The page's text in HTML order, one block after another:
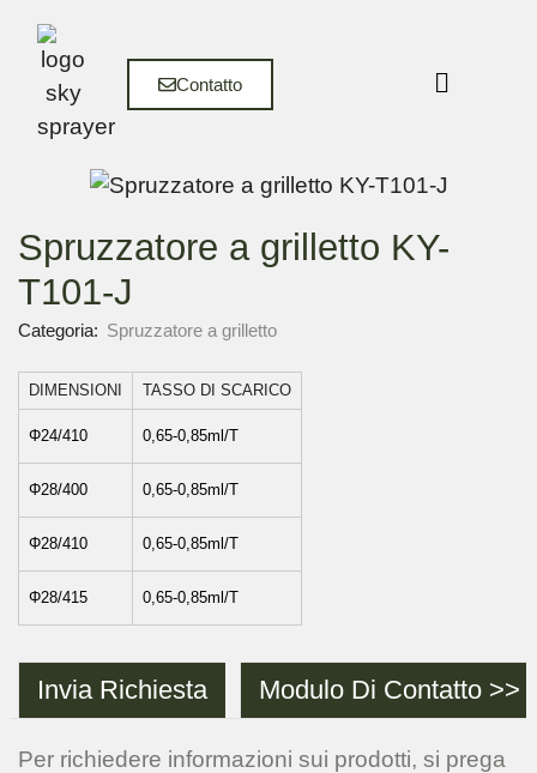
Contatto
Spruzzatore a grilletto KY-
T101-J
Categoria: Spruzzatore a grilletto
DIMENSIONI TASSO DI SCARICO
Φ24/410 0,65-0,85ml/T
Φ28/400 0,65-0,85ml/T
Φ28/410 0,65-0,85ml/T
Φ28/415 0,65-0,85ml/T
Invia Richiesta Modulo Di Contatto >>
Per richiedere informazioni sui prodotti, si prega